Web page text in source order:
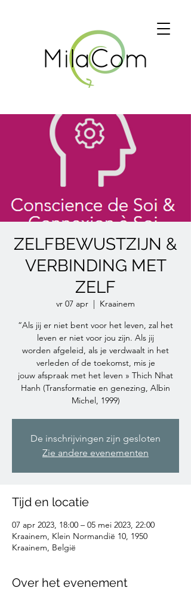
ZELFBEWUSTZIJN &
VERBINDING MET
ZELF
vr 07 apr
  |
Kraainem
“Als jij er niet bent voor het leven, zal het
leven er niet voor jou zijn. Als jij
worden afgeleid, als je verdwaalt in het
verleden of de toekomst, mis je
jouw afspraak met het leven » Thich Nhat
Hanh (Transformatie en genezing, Albin
Michel, 1999)
De inschrijvingen zijn gesloten
Zie andere evenementen
Tijd en locatie
07 apr 2023, 18:00 – 05 mei 2023, 22:00
Kraainem, Klein Normandië 10, 1950
Kraainem, België
Over het evenement